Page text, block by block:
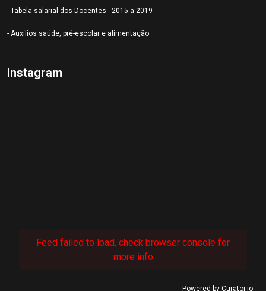
- Tabela salarial dos Docentes - 2015 a 2019
- Auxílios saúde, pré-escolar e alimentação
Instagram
Feed failed to load, check browser console for
more info
Powered by Curator.io